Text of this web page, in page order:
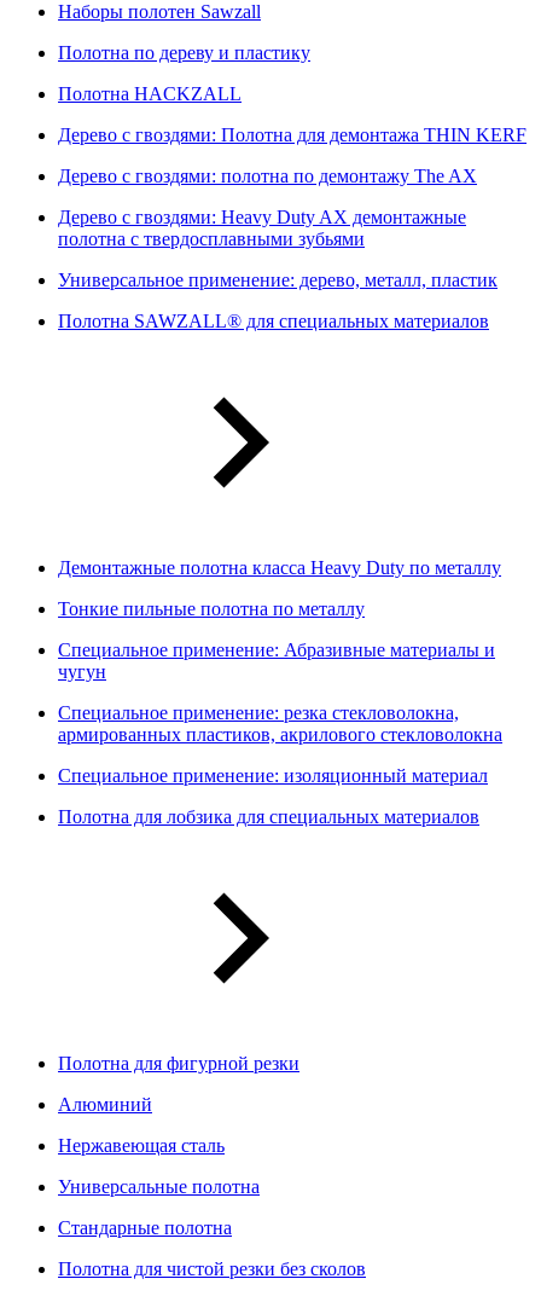
Наборы полотен Sawzall
Полотна по дереву и пластику
Полотна HACKZALL
Дерево с гвоздями: Полотна для демонтажа THIN KERF
Дерево с гвоздями: полотна по демонтажу The AX
Дерево с гвоздями: Heavy Duty AX демонтажные
полотна с твердосплавными зубьями
Универсальное применение: дерево, металл, пластик
Полотна SAWZALL® для специальных материалов
Демонтажные полотна класса Heavy Duty по металлу
Тонкие пильные полотна по металлу
Специальное применение: Абразивные материалы и
чугун
Специальное применение: резка стекловолокна,
армированных пластиков, акрилового стекловолокна
Специальное применение: изоляционный материал
Полотна для лобзика для специальных материалов
Полотна для фигурной резки
Алюминий
Нержавеющая сталь
Универсальные полотна
Стандарные полотна
Полотна для чистой резки без сколов